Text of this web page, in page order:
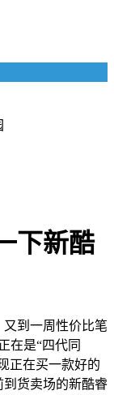
下新酷
到一周性价比笔
在是“四代同
正在买一款好的
货卖场的新酷睿